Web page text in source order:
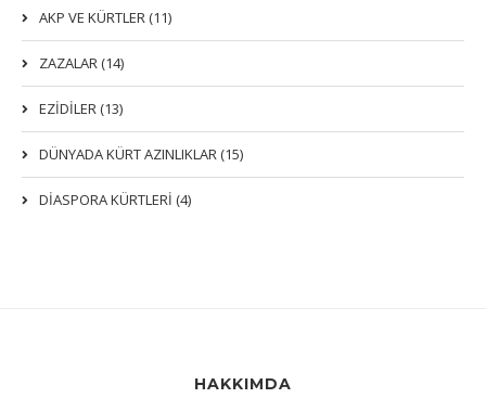
AKP VE KÜRTLER (11)
ZAZALAR (14)
EZIDILER (13)
DÜNYADA KÜRT AZINLIKLAR (15)
DİASPORA KÜRTLERİ (4)
HAKKIMDA